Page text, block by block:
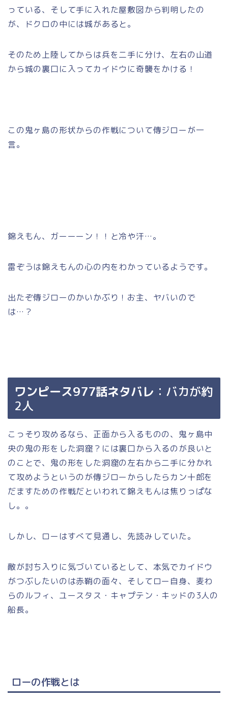
っている、そして手に入れた屋敷図から判明したの
が、ドクロの中には城があると。
そのため上陸してからは兵を二手に分け、左右の山道
から城の裏口に入ってカイドウに奇襲をかける！
この鬼ヶ島の形状からの作戦について傳ジローが一
言。
錦えもん、ガーーーン！！と冷や汗…。
雷ぞうは錦えもんの心の内をわかっているようです。
出たぞ傳ジローのかいかぶり！お主、ヤバいので
は…？
ワンピース977話ネタバレ ：バカが約
2人
こっそり攻めるなら、正面から入るものの、鬼ヶ島中
央の鬼の形をした洞窟？には裏口から入るのが良いと
のことで、鬼の形をした洞窟の左右から二手に分かれ
て攻めようというのが傳ジローからしたらカン十郎を
だますための作戦だといわれて錦えもんは焦りっぱな
し。。
しかし、ローはすべて見通し、先読みしていた。
敵が討ち入りに気づいているとして、本気でカイドウ
がつぶしたいのは赤鞘の面々、そしてロー自身、麦わ
らのルフィ、ユースタス・キャプテン・キッドの3人の
船長。
ローの作戦とは